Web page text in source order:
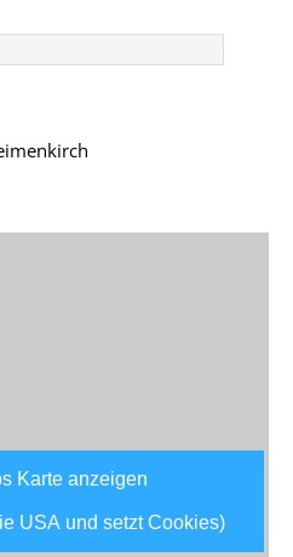
Karte anzeigen
USA und setzt Cookies)